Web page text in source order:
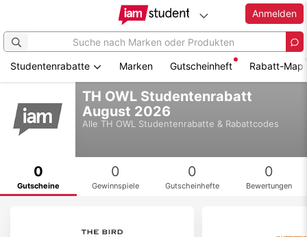
Hauptinhalt
springen
Anmelden
Studentenrabatte Marken Gutscheinheft Rabatt-Map
TH OWL Studentenrabatt
August 2026
Alle TH OWL Studentenrabatte & Rabattcodes
0
Gutscheine
0
Gewinnspiele
0
Gutscheinhefte
0
Bewertungen